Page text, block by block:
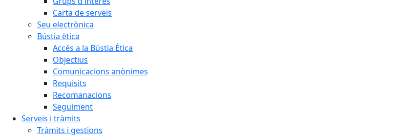
Carta de serveis
Seu electrònica
Bústia ètica
Accés a la Bústia Ètica
Objectius
Comunicacions anònimes
Requisits
Recomanacions
Seguiment
Serveis i tràmits
Tràmits i gestions